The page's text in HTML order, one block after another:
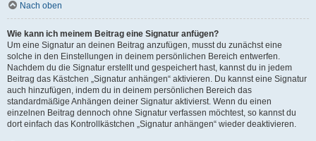
Nach oben
Wie kann ich meinem Beitrag eine Signatur anfügen?
Um eine Signatur an deinen Beitrag anzufügen, musst du zunächst eine
solche in den Einstellungen in deinem persönlichen Bereich entwerfen.
Nachdem du die Signatur erstellt und gespeichert hast, kannst du in jedem
Beitrag das Kästchen „Signatur anhängen“ aktivieren. Du kannst eine Signatur
auch hinzufügen, indem du in deinem persönlichen Bereich das
standardmäßige Anhängen deiner Signatur aktivierst. Wenn du einen
einzelnen Beitrag dennoch ohne Signatur verfassen möchtest, so kannst du
dort einfach das Kontrollkästchen „Signatur anhängen“ wieder deaktivieren.